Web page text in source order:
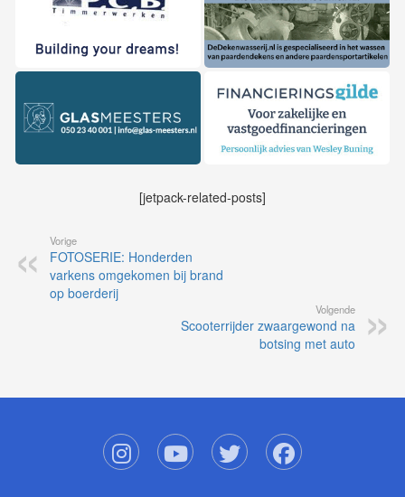
[jetpack-related-posts]
Vorige
FOTOSERIE: Honderden
varkens omgekomen bij brand
op boerderij
Volgende
Scooterrijder zwaargewond na
botsing met auto